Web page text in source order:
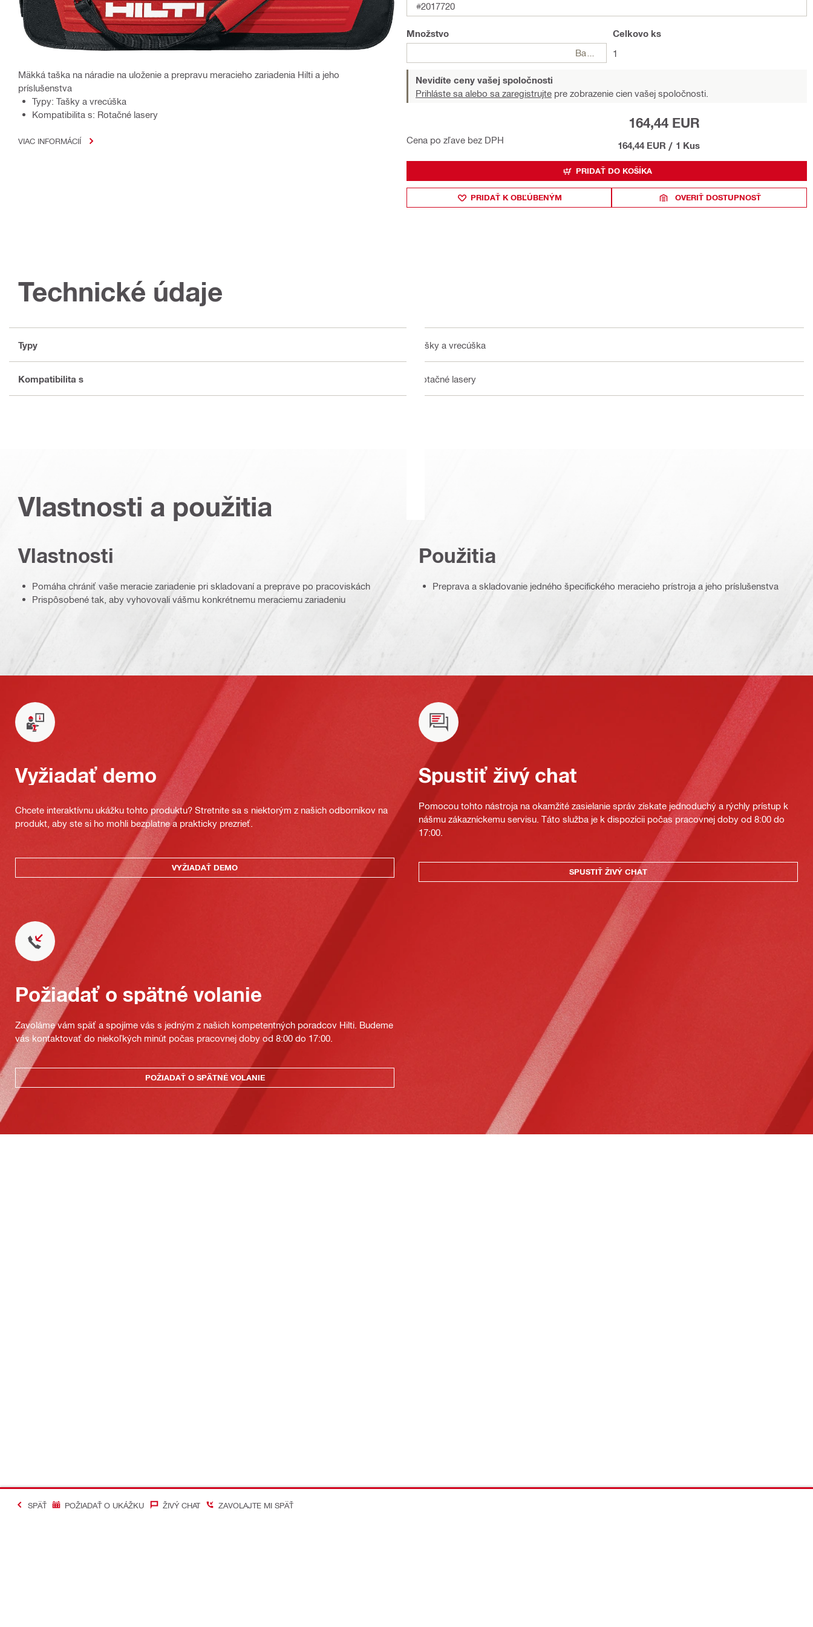
Mäkká taška na náradie na uloženie a prepravu meracieho zariadenia Hilti a jeho
príslušenstva
Typy: Tašky a vrecúška
Kompatibilita s: Rotačné lasery
VIAC INFORMÁCIÍ
#2017720
Množstvo
Celkovo ks
1
Nevidíte ceny vašej spoločnosti
Prihláste sa alebo sa zaregistrujte pre zobrazenie cien vašej spoločnosti.
Cena po zľave bez DPH
164,44 EUR
164,44 EUR / 1 Kus
PRIDAŤ DO KOŠÍKA
PRIDAŤ K OBĽÚBENÝM OVERIŤ DOSTUPNOSŤ
Technické údaje
Typy Tašky a vrecúška
Kompatibilita s Rotačné lasery
Vlastnosti a použitia
Vlastnosti
Pomáha chrániť vaše meracie zariadenie pri skladovaní a preprave po pracoviskách
Prispôsobené tak, aby vyhovovali vášmu konkrétnemu meraciemu zariadeniu
Použitia
Preprava a skladovanie jedného špecifického meracieho prístroja a jeho príslušenstva
Vyžiadať demo
Chcete interaktívnu ukážku tohto produktu? Stretnite sa s niektorým z našich odborníkov na
produkt, aby ste si ho mohli bezplatne a prakticky prezrieť.
VYŽIADAŤ DEMO
Spustiť živý chat
Pomocou tohto nástroja na okamžité zasielanie správ získate jednoduchý a rýchly prístup k
nášmu zákazníckemu servisu. Táto služba je k dispozícii počas pracovnej doby od 8:00 do
17:00.
SPUSTIŤ ŽIVÝ CHAT
Požiadať o spätné volanie
Zavoláme vám späť a spojíme vás s jedným z našich kompetentných poradcov Hilti. Budeme
vás kontaktovať do niekoľkých minút počas pracovnej doby od 8:00 do 17:00.
POŽIADAŤ O SPÄTNÉ VOLANIE
SPÄŤ POŽIADAŤ O UKÁŽKU ŽIVÝ CHAT ZAVOLAJTE MI SPÄŤ